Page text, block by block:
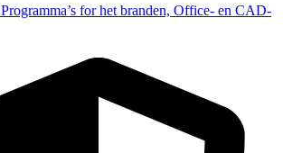
Programma’s for het branden, Office- en CAD-